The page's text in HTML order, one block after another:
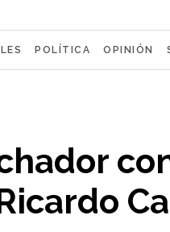
POLÍTICA OPINIÓN